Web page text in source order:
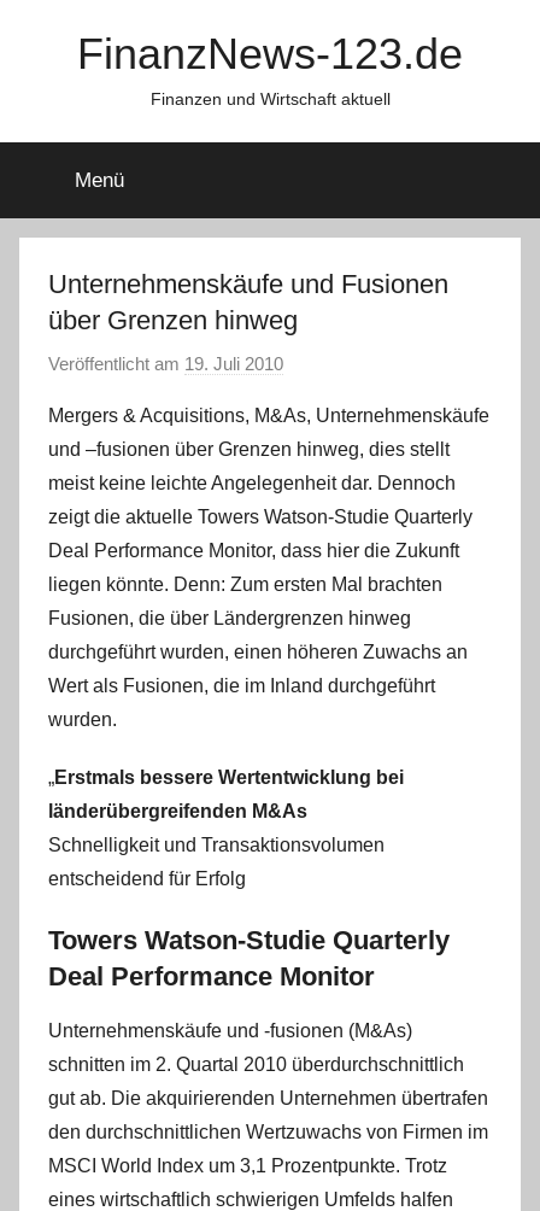
FinanzNews-123.de
Finanzen und Wirtschaft aktuell
Menü
Unternehmenskäufe und Fusionen
über Grenzen hinweg
Veröffentlicht am 19. Juli 2010
n
C
h
r
i
s
t
e
Mergers & Acquisitions, M&As, Unternehmenskäufe
und –fusionen über Grenzen hinweg, dies stellt
meist keine leichte Angelegenheit dar. Dennoch
zeigt die aktuelle Towers Watson-Studie Quarterly
Deal Performance Monitor, dass hier die Zukunft
liegen könnte. Denn: Zum ersten Mal brachten
Fusionen, die über Ländergrenzen hinweg
durchgeführt wurden, einen höheren Zuwachs an
Wert als Fusionen, die im Inland durchgeführt
wurden.
„Erstmals bessere Wertentwicklung bei
länderübergreifenden M&As
Schnelligkeit und Transaktionsvolumen
entscheidend für Erfolg
Towers Watson-Studie Quarterly
Deal Performance Monitor
Unternehmenskäufe und -fusionen (M&As)
schnitten im 2. Quartal 2010 überdurchschnittlich
gut ab. Die akquirierenden Unternehmen übertrafen
den durchschnittlichen Wertzuwachs von Firmen im
MSCI World Index um 3,1 Prozentpunkte. Trotz
eines wirtschaftlich schwierigen Umfelds halfen